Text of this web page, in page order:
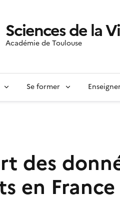
Sciences de la
Académie de Toulouse
Se former
des
en